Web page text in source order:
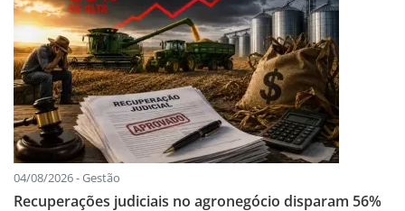
04/08/2026 - Gestão
Recuperações judiciais no agronegócio disparam 56%